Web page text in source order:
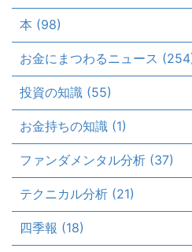
本 (98)
お金にまつわるニュース
投資の知識 (55)
お金持ちの知識 (1)
ファンダメンタル分析 (37)
テクニカル分析 (21)
四季報 (18)